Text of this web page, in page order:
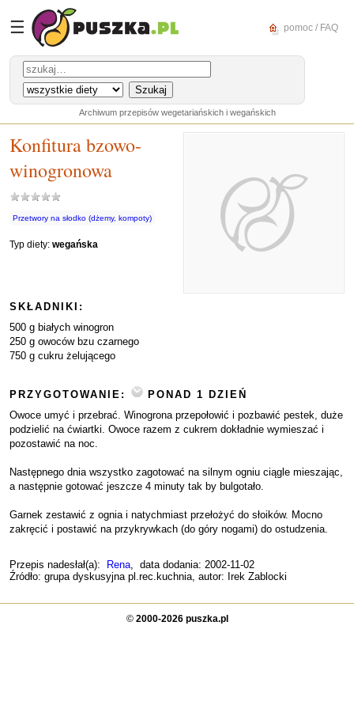
☰ pomoc / FAQ
Archiwum przepisów wegetariańskich i wegańskich
Konfitura bzowo-
winogronowa
Przetwory na słodko (dżemy, kompoty)
Typ diety: wegańska
SKŁADNIKI:
500 g białych winogron
250 g owoców bzu czarnego
750 g cukru żelującego
PRZYGOTOWANIE:
PONAD 1 DZIEŃ
Owoce umyć i przebrać. Winogrona przepołowić i pozbawić pestek, duże
podzielić na ćwiartki. Owoce razem z cukrem dokładnie wymieszać i
pozostawić na noc.
Następnego dnia wszystko zagotować na silnym ogniu ciągle mieszając,
a następnie gotować jeszcze 4 minuty tak by bulgotało.
Garnek zestawić z ognia i natychmiast przełożyć do słoików. Mocno
zakręcić i postawić na przykrywkach (do góry nogami) do ostudzenia.
Przepis nadesłał(a): Rena, data dodania: 2002-11-02
Źródło: grupa dyskusyjna pl.rec.kuchnia, autor: Irek Zablocki
© 2000-2026 puszka.pl